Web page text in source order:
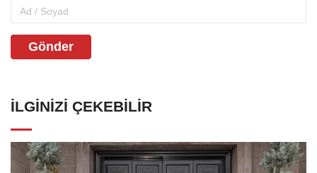
Gönder
İLGINIZI ÇEKEBILIR